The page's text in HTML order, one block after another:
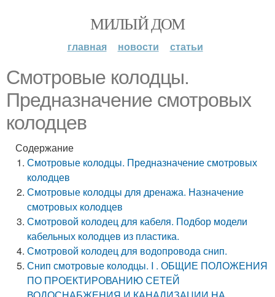
МИЛЫЙ ДОМ
главная новости статьи
Смотровые колодцы.
Предназначение смотровых
колодцев
Содержание
Смотровые колодцы. Предназначение смотровых
колодцев
Смотровые колодцы для дренажа. Назначение
смотровых колодцев
Смотровой колодец для кабеля. Подбор модели
кабельных колодцев из пластика.
Смотровой колодец для водопровода снип.
Снип смотровые колодцы. I . ОБЩИЕ ПОЛОЖЕНИЯ
ПО ПРОЕКТИРОВАНИЮ СЕТЕЙ